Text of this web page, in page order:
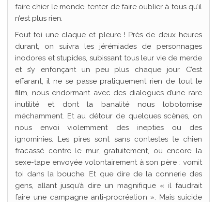
faire chier le monde, tenter de faire oublier à tous qu’il
n’est plus rien.
Fout toi une claque et pleure ! Près de deux heures
durant, on suivra les jérémiades de personnages
inodores et stupides, subissant tous leur vie de merde
et s’y enfonçant un peu plus chaque jour. C’est
effarant, il ne se passe pratiquement rien de tout le
film, nous endormant avec des dialogues d’une rare
inutilité et dont la banalité nous lobotomise
méchamment. Et au détour de quelques scènes, on
nous envoi violemment des inepties ou des
ignominies. Les pires sont sans contestes le chien
fracassé contre le mur, gratuitement, ou encore la
sexe-tape envoyée volontairement à son père : vomit
toi dans la bouche. Et que dire de la connerie des
gens, allant jusqu’à dire un magnifique « il faudrait
faire une campagne anti-procréation ». Mais suicide